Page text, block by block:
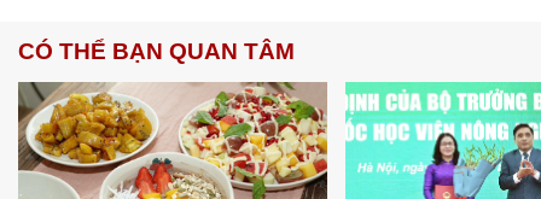
CÓ THỂ BẠN QUAN TÂM